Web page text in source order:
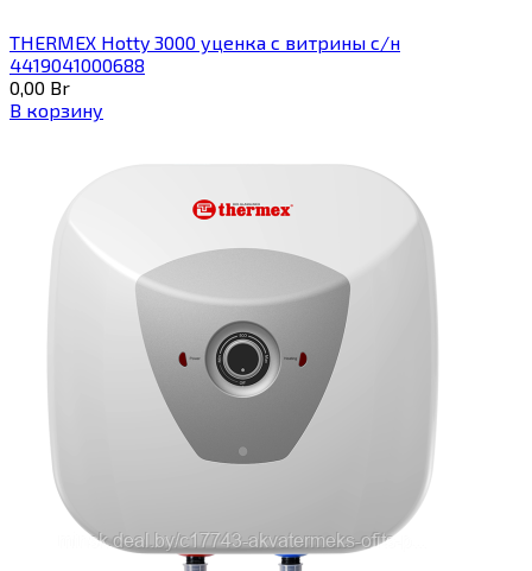
THERMEX Hotty 3000 уценка с витрины с/н
4419041000688
0,00 Br
В корзину